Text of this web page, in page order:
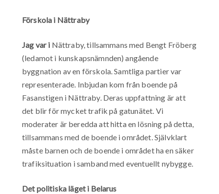
Förskola i Nättraby
Jag var i Nättraby, tillsammans med Bengt Fröberg
(ledamot i kunskapsnämnden) angående
byggnation av en förskola. Samtliga partier var
representerade. Inbjudan kom från boende på
Fasanstigen i Nättraby. Deras uppfattning är att
det blir för mycket trafik på gatunätet. Vi
moderater är beredda att hitta en lösning på detta,
tillsammans med de boende i området. Självklart
måste barnen och de boende i området ha en säker
trafiksituation i samband med eventuellt nybygge.
Det politiska läget i Belarus